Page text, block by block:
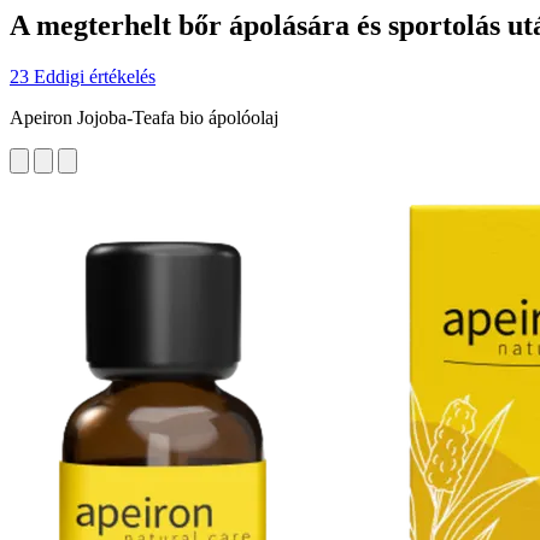
A megterhelt bőr ápolására és sportolás
23 Eddigi értékelés
Apeiron Jojoba-Teafa bio ápolóolaj